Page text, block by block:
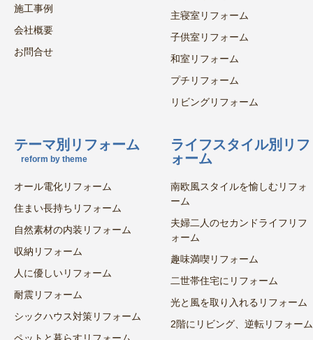
施工事例
会社概要
お問合せ
主寝室リフォーム
子供室リフォーム
和室リフォーム
プチリフォーム
リビングリフォーム
テーマ別リフォーム
reform by theme
オール電化リフォーム
住まい長持ちリフォーム
自然素材の内装リフォーム
収納リフォーム
人に優しいリフォーム
耐震リフォーム
シックハウス対策リフォーム
ライフスタイル別リフ
ォーム
南欧風スタイルを愉しむリフォ
ーム
夫婦二人のセカンドライフリフ
ォーム
趣味満喫リフォーム
二世帯住宅にリフォーム
光と風を取り入れるリフォーム
2階にリビング、逆転リフォーム